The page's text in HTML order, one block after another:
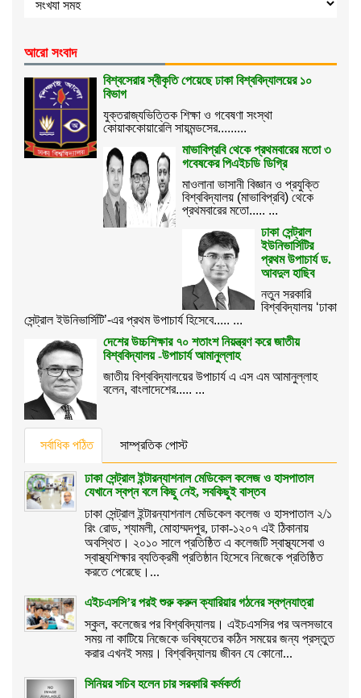
আরো সংবাদ
বিশ্বসেরার স্বীকৃতি পেয়েছে ঢাকা বিশ্ববিদ্যালয়ের ১০
বিভাগ
যুক্তরাজ্যভিত্তিক শিক্ষা ও গবেষণা সংস্থা
কোয়াককোয়ারেলি সায়মন্ডসের.........
মাভাবিপ্রবি থেকে প্রথমবারের মতো ৩
গবেষকের পিএইচডি ডিগ্রি
মাওলানা ভাসানী বিজ্ঞান ও প্রযুক্তি
বিশ্ববিদ্যালয় (মাভাবিপ্রবি) থেকে
প্রথমবারের মতো..... ...
ঢাকা সেন্ট্রাল
ইউনিভার্সিটির
প্রথম উপাচার্য ড.
আবদুল হাছিব
নতুন সরকারি
বিশ্ববিদ্যালয় ‘ঢাকা
সেন্ট্রাল ইউনিভার্সিটি’-এর প্রথম উপাচার্য হিসেবে..... ...
দেশের উচ্চশিক্ষার ৭০ শতাংশ নিয়ন্ত্রণ করে জাতীয়
বিশ্ববিদ্যালয় -উপাচার্য আমানুল্লাহ
জাতীয় বিশ্ববিদ্যালয়ের উপাচার্য এ এস এম আমানুল্লাহ
বলেন, বাংলাদেশের..... ...
সর্বাধিক পঠিত সাম্প্রতিক পোস্ট
ঢাকা সেন্ট্রাল ইন্টারন্যাশনাল মেডিকেল কলেজ ও হাসপাতাল
যেখানে স্বপ্ন বলে কিছু নেই, সবকিছুই বাস্তব
ঢাকা সেন্ট্রাল ইন্টারন্যাশনাল মেডিকেল কলেজ ও হাসপাতাল ২/১
রিং রোড, শ্যামলী, মোহাম্মদপুর, ঢাকা-১২০৭ এই ঠিকানায়
অবস্থিত। ২০১০ সালে প্রতিষ্ঠিত এ কলেজটি স্বাস্থ্যসেবা ও
স্বাস্থ্যশিক্ষার ব্যতিক্রমী প্রতিষ্ঠান হিসেবে নিজেকে প্রতিষ্ঠিত
করতে পেরেছে।...
এইচএসসি’র পরই শুরু করুন ক্যারিয়ার গঠনের স্বপ্নযাত্রা
স্কুল, কলেজের পর বিশ্ববিদ্যালয়। এইচএসসির পর অলসভাবে
সময় না কাটিয়ে নিজেকে ভবিষ্যতের কঠিন সময়ের জন্য প্রস্তুত
করার এখনই সময়। বিশ্ববিদ্যালয় জীবন যে কোনো...
সিনিয়র সচিব হলেন চার সরকারি কর্মকর্তা